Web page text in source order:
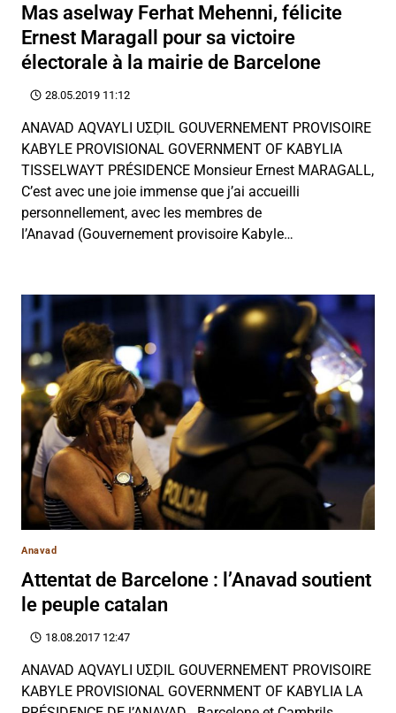
Mas aselway Ferhat Mehenni, félicite
Ernest Maragall pour sa victoire
électorale à la mairie de Barcelone
28.05.2019 11:12
ANAVAD AQVAYLI UΣḌIL GOUVERNEMENT PROVISOIRE
KABYLE PROVISIONAL GOVERNMENT OF KABYLIA
TISSELWAYT PRÉSIDENCE Monsieur Ernest MARAGALL,
C’est avec une joie immense que j’ai accueilli
personnellement, avec les membres de
l’Anavad (Gouvernement provisoire Kabyle…
Anavad
Attentat de Barcelone : l’Anavad soutient
le peuple catalan
18.08.2017 12:47
ANAVAD AQVAYLI UΣḌIL GOUVERNEMENT PROVISOIRE
KABYLE PROVISIONAL GOVERNMENT OF KABYLIA LA